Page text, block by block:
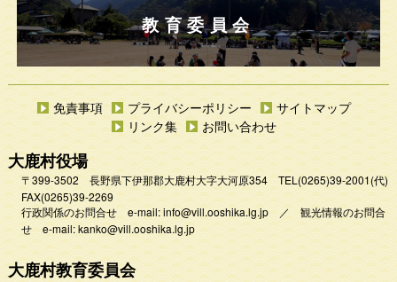
教育委員会
免責事項 プライバシーポリシー
サイトマップ
リンク集
お問い合わせ
大鹿村役場
〒399-3502 長野県下伊那郡大鹿村大字大河原354 TEL (0265)39-2001(代)
FAX(0265)39-2269
行政関係のお問合せ e-mail:info@vill.ooshika.lg.jp／ 観光情報のお問合
せ e-mail:kanko@vill.ooshika.lg.jp
大鹿村教育委員会